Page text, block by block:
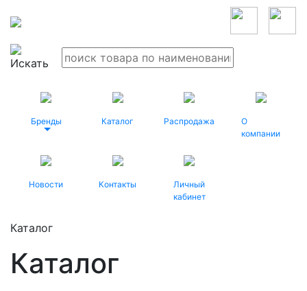
Бренды Каталог Распродажа
О
компании
Новости Контакты
Личный
кабинет
Каталог
Каталог